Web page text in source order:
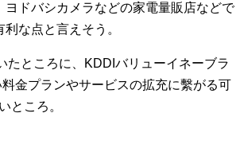
ドバシカメラなどの家電量販店などで
な点と言えそう。
ところに、KDDIバリューイネーブラ
金プランやサービスの拡充に繫がる可
ところ。